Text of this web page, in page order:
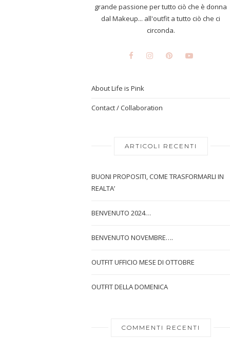
grande passione per tutto ciò che è donna
dal Makeup... all'outfit a tutto ciò che ci
circonda.
About Life is Pink
Contact / Collaboration
ARTICOLI RECENTI
BUONI PROPOSITI, COME TRASFORMARLI IN
REALTA’
BENVENUTO 2024…
BENVENUTO NOVEMBRE….
OUTFIT UFFICIO MESE DI OTTOBRE
OUTFIT DELLA DOMENICA
COMMENTI RECENTI